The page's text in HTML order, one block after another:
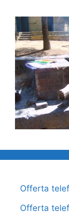
Offerta
Offerta